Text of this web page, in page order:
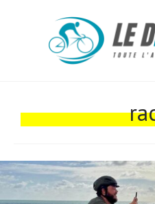
Tests de produits
Tendances